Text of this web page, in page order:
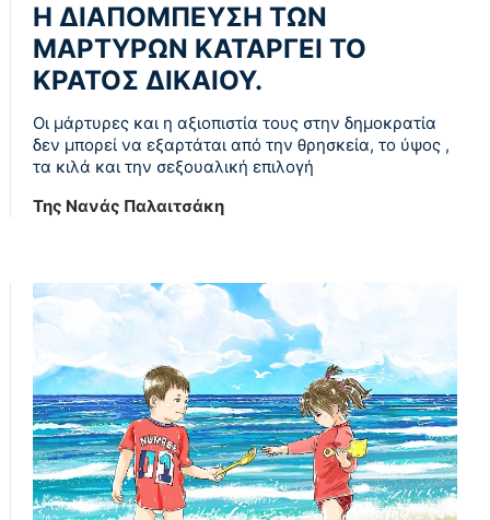
Η ΔΙΑΠΟΜΠΕΥΣΗ ΤΩΝ
ΜΑΡΤΥΡΩΝ ΚΑΤΑΡΓΕΙ ΤΟ
ΚΡΑΤΟΣ ΔΙΚΑΙΟΥ.
Οι μάρτυρες και η αξιοπιστία τους στην δημοκρατία
δεν μπορεί να εξαρτάται από την θρησκεία, το ύψος ,
τα κιλά και την σεξουαλική επιλογή
Της Νανάς Παλαιτσάκη